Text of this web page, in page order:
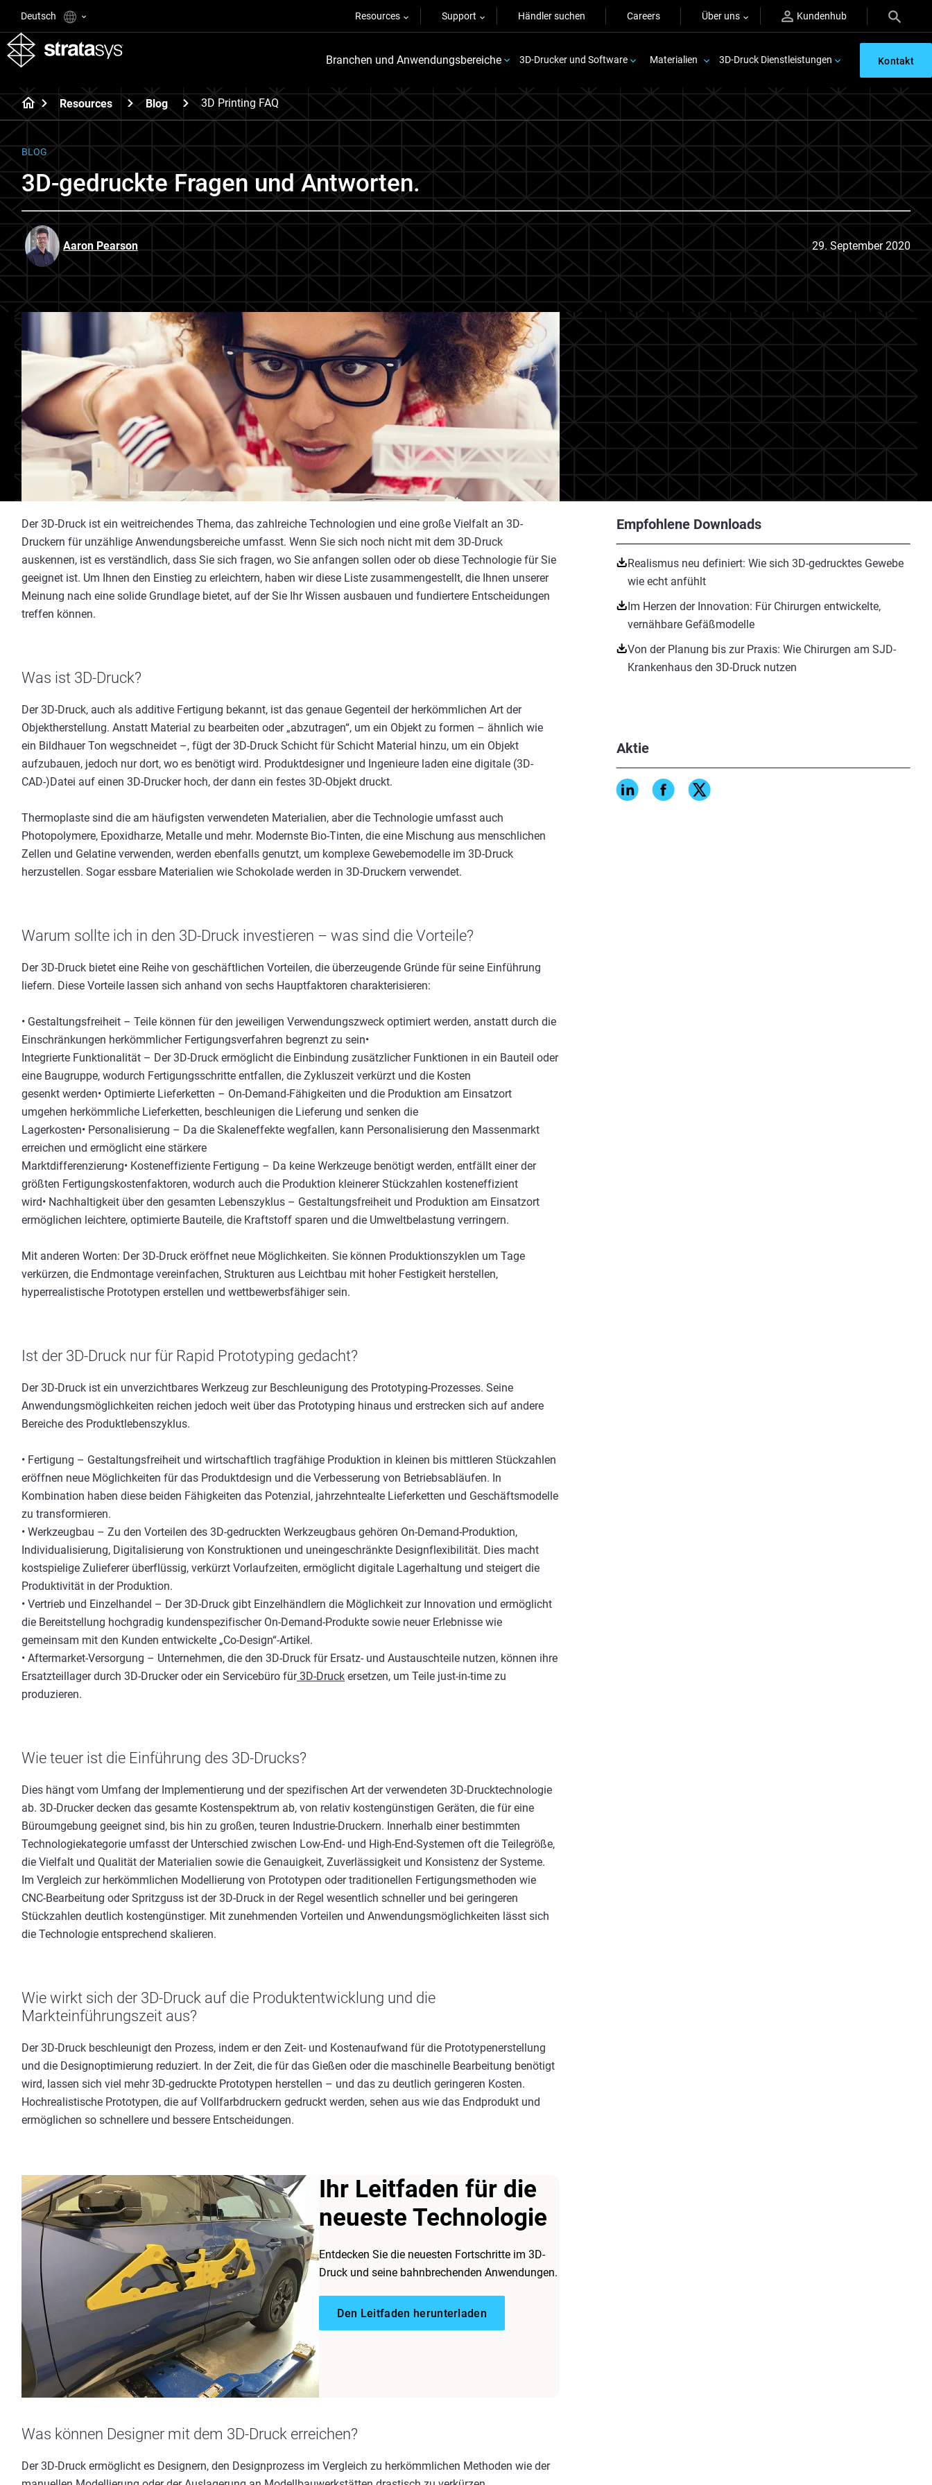
Deutsch Resources Support Händler suchen Careers Über uns Kundenhub
Branchen und Anwendungsbereiche 3D-Drucker und Software Materialien 3D-Druck Dienstleistungen Kontakt
Resources Blog 3D Printing FAQ
BLOG
3D-gedruckte Fragen und Antworten.
Aaron Pearson 29. September 2020
Empfohlene Downloads
Realismus neu definiert: Wie sich 3D-gedrucktes Gewebe
wie echt anfühlt
Im Herzen der Innovation: Für Chirurgen entwickelte,
vernähbare Gefäßmodelle
Von der Planung bis zur Praxis: Wie Chirurgen am SJD-
Krankenhaus den 3D-Druck nutzen
Aktie
Der 3D-Druck ist ein weitreichendes Thema, das zahlreiche Technologien und eine große Vielfalt an 3D-
Druckern für unzählige Anwendungsbereiche umfasst. Wenn Sie sich noch nicht mit dem 3D-Druck
auskennen, ist es verständlich, dass Sie sich fragen, wo Sie anfangen sollen oder ob diese Technologie für Sie
geeignet ist. Um Ihnen den Einstieg zu erleichtern, haben wir diese Liste zusammengestellt, die Ihnen unserer
Meinung nach eine solide Grundlage bietet, auf der Sie Ihr Wissen ausbauen und fundiertere Entscheidungen
treffen können.
Was ist 3D-Druck?
Der 3D-Druck, auch als additive Fertigung bekannt, ist das genaue Gegenteil der herkömmlichen Art der
Objektherstellung. Anstatt Material zu bearbeiten oder „abzutragen“, um ein Objekt zu formen – ähnlich wie
ein Bildhauer Ton wegschneidet –, fügt der 3D-Druck Schicht für Schicht Material hinzu, um ein Objekt
aufzubauen, jedoch nur dort, wo es benötigt wird. Produktdesigner und Ingenieure laden eine digitale (3D-
CAD-)Datei auf einen 3D-Drucker hoch, der dann ein festes 3D-Objekt druckt.
Thermoplaste sind die am häufigsten verwendeten Materialien, aber die Technologie umfasst auch
Photopolymere, Epoxidharze, Metalle und mehr. Modernste Bio-Tinten, die eine Mischung aus menschlichen
Zellen und Gelatine verwenden, werden ebenfalls genutzt, um komplexe Gewebemodelle im 3D-Druck
herzustellen. Sogar essbare Materialien wie Schokolade werden in 3D-Druckern verwendet.
Warum sollte ich in den 3D-Druck investieren – was sind die Vorteile?
Der 3D-Druck bietet eine Reihe von geschäftlichen Vorteilen, die überzeugende Gründe für seine Einführung
liefern. Diese Vorteile lassen sich anhand von sechs Hauptfaktoren charakterisieren:
• Gestaltungsfreiheit – Teile können für den jeweiligen Verwendungszweck optimiert werden, anstatt durch die
Einschränkungen herkömmlicher Fertigungsverfahren begrenzt zu sein•
Integrierte Funktionalität – Der 3D-Druck ermöglicht die Einbindung zusätzlicher Funktionen in ein Bauteil oder
eine Baugruppe, wodurch Fertigungsschritte entfallen, die Zykluszeit verkürzt und die Kosten
gesenkt werden• Optimierte Lieferketten – On-Demand-Fähigkeiten und die Produktion am Einsatzort
umgehen herkömmliche Lieferketten, beschleunigen die Lieferung und senken die
Lagerkosten• Personalisierung – Da die Skaleneffekte wegfallen, kann Personalisierung den Massenmarkt
erreichen und ermöglicht eine stärkere
Marktdifferenzierung• Kosteneffiziente Fertigung – Da keine Werkzeuge benötigt werden, entfällt einer der
größten Fertigungskostenfaktoren, wodurch auch die Produktion kleinerer Stückzahlen kosteneffizient
wird• Nachhaltigkeit über den gesamten Lebenszyklus – Gestaltungsfreiheit und Produktion am Einsatzort
ermöglichen leichtere, optimierte Bauteile, die Kraftstoff sparen und die Umweltbelastung verringern.
Mit anderen Worten: Der 3D-Druck eröffnet neue Möglichkeiten. Sie können Produktionszyklen um Tage
verkürzen, die Endmontage vereinfachen, Strukturen aus Leichtbau mit hoher Festigkeit herstellen,
hyperrealistische Prototypen erstellen und wettbewerbsfähiger sein.
Ist der 3D-Druck nur für Rapid Prototyping gedacht?
Der 3D-Druck ist ein unverzichtbares Werkzeug zur Beschleunigung des Prototyping-Prozesses. Seine
Anwendungsmöglichkeiten reichen jedoch weit über das Prototyping hinaus und erstrecken sich auf andere
Bereiche des Produktlebenszyklus.
• Fertigung – Gestaltungsfreiheit und wirtschaftlich tragfähige Produktion in kleinen bis mittleren Stückzahlen
eröffnen neue Möglichkeiten für das Produktdesign und die Verbesserung von Betriebsabläufen. In
Kombination haben diese beiden Fähigkeiten das Potenzial, jahrzehntealte Lieferketten und Geschäftsmodelle
zu transformieren.
• Werkzeugbau – Zu den Vorteilen des 3D-gedruckten Werkzeugbaus gehören On-Demand-Produktion,
Individualisierung, Digitalisierung von Konstruktionen und uneingeschränkte Designflexibilität. Dies macht
kostspielige Zulieferer überflüssig, verkürzt Vorlaufzeiten, ermöglicht digitale Lagerhaltung und steigert die
Produktivität in der Produktion.
• Vertrieb und Einzelhandel – Der 3D-Druck gibt Einzelhändlern die Möglichkeit zur Innovation und ermöglicht
die Bereitstellung hochgradig kundenspezifischer On-Demand-Produkte sowie neuer Erlebnisse wie
gemeinsam mit den Kunden entwickelte „Co-Design“-Artikel.
• Aftermarket-Versorgung – Unternehmen, die den 3D-Druck für Ersatz- und Austauschteile nutzen, können ihre
Ersatzteillager durch 3D-Drucker oder ein Servicebüro für3D-Druck ersetzen, um Teile just-in-time zu
produzieren.
Wie teuer ist die Einführung des 3D-Drucks?
Dies hängt vom Umfang der Implementierung und der spezifischen Art der verwendeten 3D-Drucktechnologie
ab. 3D-Drucker decken das gesamte Kostenspektrum ab, von relativ kostengünstigen Geräten, die für eine
Büroumgebung geeignet sind, bis hin zu großen, teuren Industrie-Druckern. Innerhalb einer bestimmten
Technologiekategorie umfasst der Unterschied zwischen Low-End- und High-End-Systemen oft die Teilegröße,
die Vielfalt und Qualität der Materialien sowie die Genauigkeit, Zuverlässigkeit und Konsistenz der Systeme.
Im Vergleich zur herkömmlichen Modellierung von Prototypen oder traditionellen Fertigungsmethoden wie
CNC-Bearbeitung oder Spritzguss ist der 3D-Druck in der Regel wesentlich schneller und bei geringeren
Stückzahlen deutlich kostengünstiger. Mit zunehmenden Vorteilen und Anwendungsmöglichkeiten lässt sich
die Technologie entsprechend skalieren.
Wie wirkt sich der 3D-Druck auf die Produktentwicklung und die
Markteinführungszeit aus?
Der 3D-Druck beschleunigt den Prozess, indem er den Zeit- und Kostenaufwand für die Prototypenerstellung
und die Designoptimierung reduziert. In der Zeit, die für das Gießen oder die maschinelle Bearbeitung benötigt
wird, lassen sich viel mehr 3D-gedruckte Prototypen herstellen – und das zu deutlich geringeren Kosten.
Hochrealistische Prototypen, die auf Vollfarbdruckern gedruckt werden, sehen aus wie das Endprodukt und
ermöglichen so schnellere und bessere Entscheidungen.
Ihr Leitfaden für die
neueste Technologie
Entdecken Sie die neuesten Fortschritte im 3D-
Druck und seine bahnbrechenden Anwendungen.
Den Leitfaden herunterladen
Was können Designer mit dem 3D-Druck erreichen?
Der 3D-Druck ermöglicht es Designern, den Designprozess im Vergleich zu herkömmlichen Methoden wie der